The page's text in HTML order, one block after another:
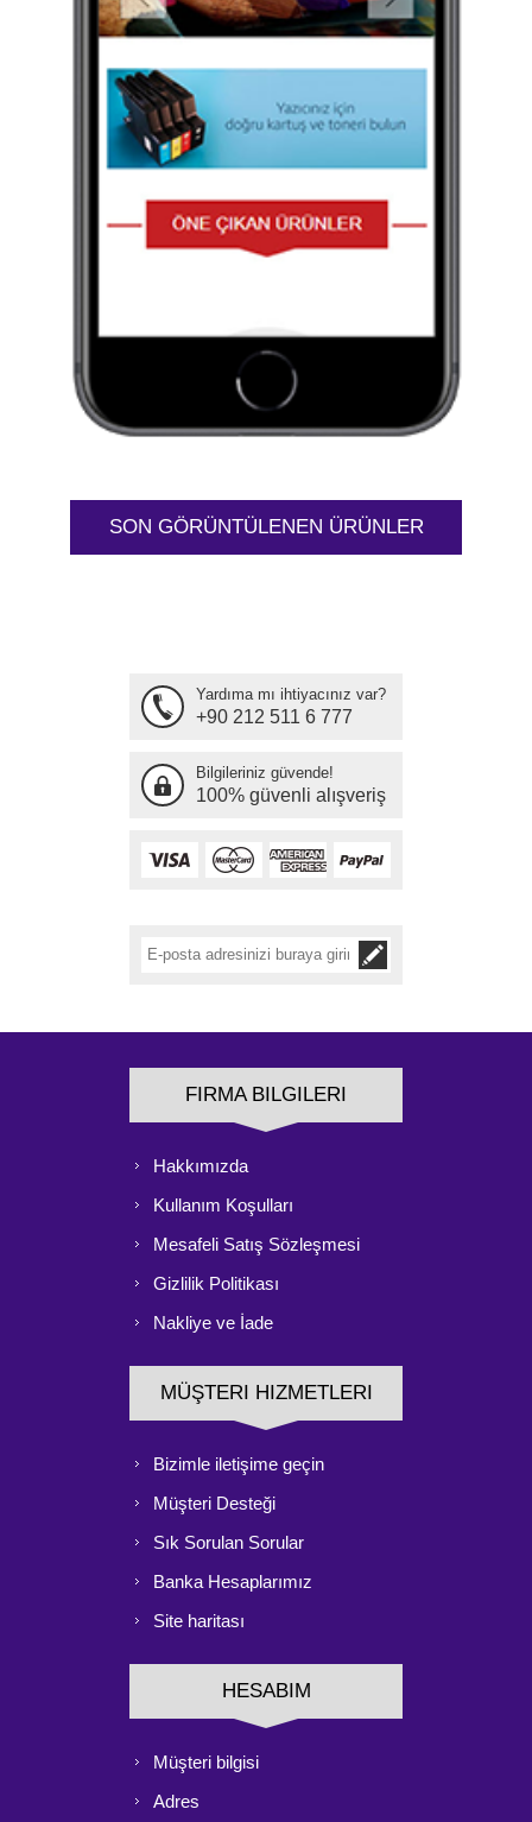
SON GÖRÜNTÜLENEN ÜRÜNLER
Yardıma mı ihtiyacınız var?
+90 212 511 6 777
Bilgileriniz güvende!
100% güvenli alışveriş
FIRMA BILGILERI
Hakkımızda
Kullanım Koşulları
Mesafeli Satış Sözleşmesi
Gizlilik Politikası
Nakliye ve İade
MÜŞTERI HIZMETLERI
Bizimle iletişime geçin
Müşteri Desteği
Sık Sorulan Sorular
Banka Hesaplarımız
Site haritası
HESABIM
Müşteri bilgisi
Adres